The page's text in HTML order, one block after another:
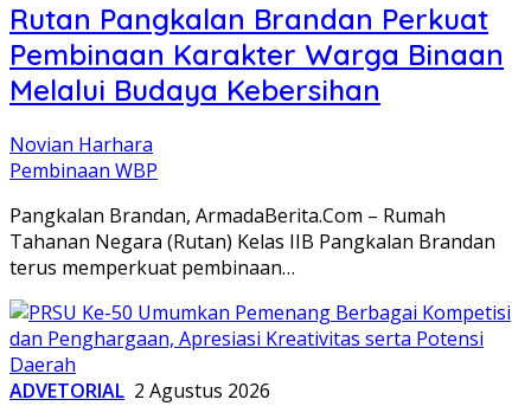
Rutan Pangkalan Brandan Perkuat
Pembinaan Karakter Warga Binaan
Melalui Budaya Kebersihan
Novian Harhara
Pembinaan WBP
Pangkalan Brandan, ArmadaBerita.Com – Rumah
Tahanan Negara (Rutan) Kelas IIB Pangkalan Brandan
terus memperkuat pembinaan…
ADVETORIAL 2 Agustus 2026